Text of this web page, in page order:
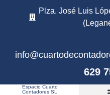
Plza. José Luis
629
Espacio Cuarto
Contadores SL